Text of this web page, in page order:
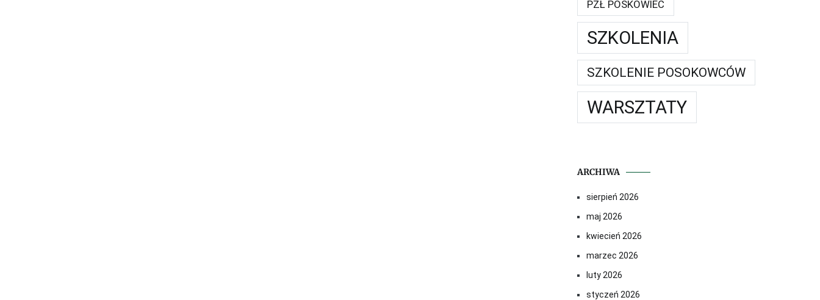
PZŁ POSKOWIEC
SZKOLENIA
SZKOLENIE POSOKOWCÓW
WARSZTATY
ARCHIWA
sierpień 2026
maj 2026
kwiecień 2026
marzec 2026
luty 2026
styczeń 2026